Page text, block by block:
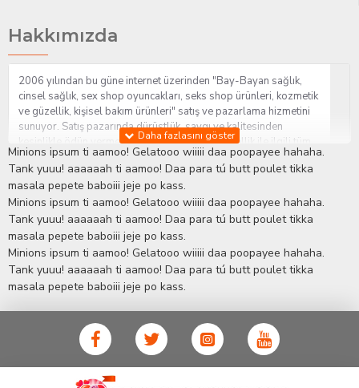
Hakkımızda
2006 yılından bu güne internet üzerinden "Bay-Bayan sağlık,
cinsel sağlık, sex shop oyuncakları, seks shop ürünleri, kozmetik
ve güzellik, kişisel bakım ürünleri" satış ve pazarlama hizmetini
sunuyor. Satış pazarında dürüstlük, saygı ve kalitesinden
kesinlikle ödün vermeden hizmet sağlık ve güzellik ile ilgili tüm
sorularınıza anında cevap verebilen Yetkin ve uzman kadrosu ile
ihtiyaçlarınızı en uygun fiyat ve taksit seçenekleriyle karşılıyor.
İstanbul beylikdüzü Erotik Shop sitemizde insan odaklı çalışma
stratejimiz ile müşterilerimizin yaşamlarında mutlu, sağlıklı ve
bakımlı olmaları için onlara sağlık ve güzellik danışmanlığı
sağlıyoruz.Sex ShopAlışveriş sitemiz Erotik Shop sektöründeki
gelişmeleri ve yenilikleri çok yakından takip etmesi, yaklaşık
5000'e yakın geniş ürün yelpazesi ile Türkiye'de bu sektörde
kendi alanımızda en geniş ürün gurubuna sahip ender
mağazalardan biri olması, müşteri memnuniyetini her zaman ön
planda tutan yaklaşımcı ve yenilikçi servislerin geliştirilmesi
konusundaki becerileri ile kendisine Cinsel Ürün hayatında lider
ve kalıcı bir yer edinmiştir.
Minions ipsum ti aamoo! Gelatooo wiiiii daa poopayee hahaha.
Tank yuuu! aaaaaah ti aamoo! Daa para tú butt poulet tikka
masala pepete baboiii jeje po kass.
Minions ipsum ti aamoo! Gelatooo wiiiii daa poopayee hahaha.
Tank yuuu! aaaaaah ti aamoo! Daa para tú butt poulet tikka
masala pepete baboiii jeje po kass.
Minions ipsum ti aamoo! Gelatooo wiiiii daa poopayee hahaha.
Tank yuuu! aaaaaah ti aamoo! Daa para tú butt poulet tikka
masala pepete baboiii jeje po kass.